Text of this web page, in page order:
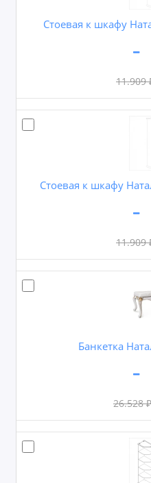
Cтоевая к шкафу
11.909
Cтоевая к шкафу
11.909
Банкетка
26.528 ₽